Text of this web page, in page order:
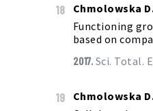
18 Chmolowska
Functioning
based on
2017. Sci. Total.
19 Chmolowska